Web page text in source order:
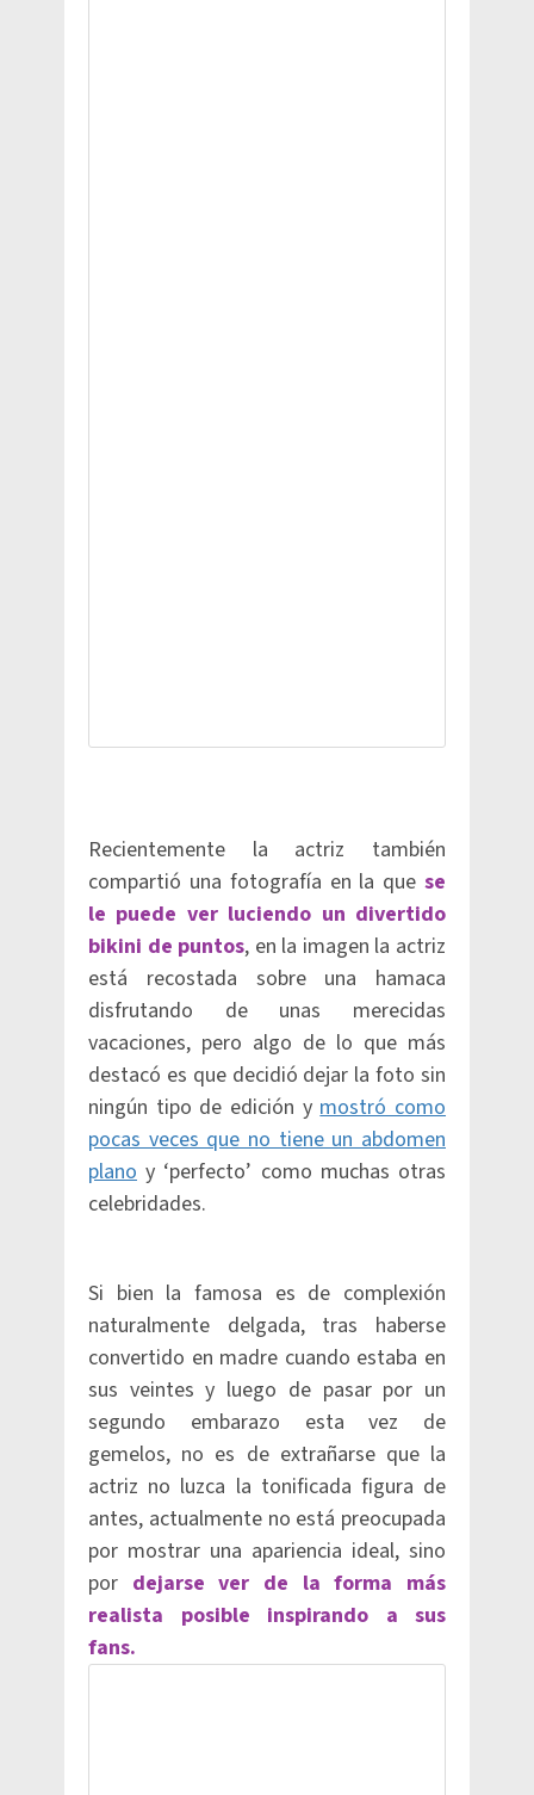
Recientemente la actriz también
compartió una fotografía en la que se
le puede ver luciendo un divertido
bikini de puntos, en la imagen la actriz
está recostada sobre una hamaca
disfrutando de unas merecidas
vacaciones, pero algo de lo que más
destacó es que decidió dejar la foto sin
ningún tipo de edición ymostró como
pocas veces que no tiene un abdomen
plano y ‘perfecto’ como muchas otras
celebridades.
Si bien la famosa es de complexión
naturalmente delgada, tras haberse
convertido en madre cuando estaba en
sus veintes y luego de pasar por un
segundo embarazo esta vez de
gemelos, no es de extrañarse que la
actriz no luzca la tonificada figura de
antes, actualmente no está preocupada
por mostrar una apariencia ideal, sino
por dejarse ver de la forma más
realista posible inspirando a sus
fans.